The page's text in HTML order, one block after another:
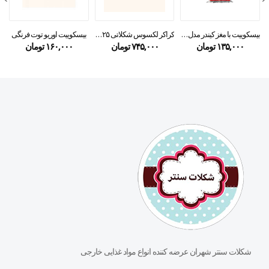
بیسکوییت با مغز کیندر مدل کارتز۲۵ گرمی
۱۳۵,۰۰۰ تومان
کراکر لکسوس شکلاتی ۲۲۵ گرمی
۷۴۵,۰۰۰تومان
بیسکوییت اوریو توت فرنگی
۱۶۰,۰۰۰ تومان
شکلات سنتر شهران عرضه کننده انواع مواد غذایی خارجی